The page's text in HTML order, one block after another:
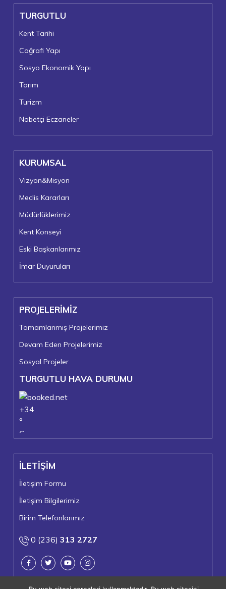
TURGUTLU
Kent Tarihi
Coğrafi Yapı
Sosyo Ekonomik Yapı
Tarım
Turizm
Nöbetçi Eczaneler
KURUMSAL
Vizyon&Misyon
Meclis Kararları
Müdürlüklerimiz
Kent Konseyi
Eski Başkanlarımız
İmar Duyuruları
PROJELERİMİZ
Tamamlanmış Projelerimiz
Devam Eden Projelerimiz
Sosyal Projeler
TURGUTLU HAVA DURUMU
+34
°
C
Turgutlu
Cumartesi, 08
İLETİŞİM
İletişim Formu
İletişim Bilgilerimiz
Birim Telefonlarımız
0 (236) 313 2727